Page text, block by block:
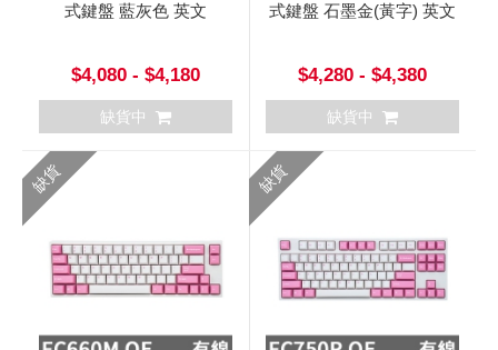
式鍵盤 藍灰色 英文
$4,080 - $4,180
缺貨中
式鍵盤 石墨金(黃字) 英文
$4,280 - $4,380
缺貨中
缺貨 缺貨